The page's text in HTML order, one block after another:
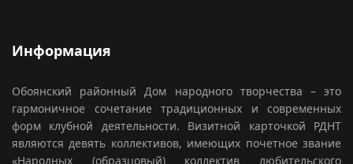
Информация
Обоянский районный Дом народного творчества – это
гармоничное сочетание традиционных и современных
форм клубной деятельности. Визитной карточкой РДНТ
являются девять коллективов, имеющих почетное звание
«Народных (образцовый) коллектив любительского